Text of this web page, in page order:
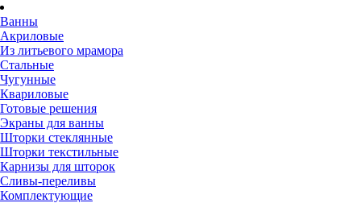
Ванны
Акриловые
Из литьевого мрамора
Стальные
Чугунные
Квариловые
Готовые решения
Экраны для ванны
Шторки стеклянные
Шторки текстильные
Карнизы для шторок
Сливы-переливы
Комплектующие